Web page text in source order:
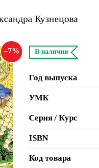
Кузнецова
7 В наличии
Год выпуска
УМК
Серия / Курс
ISBN
Код товара